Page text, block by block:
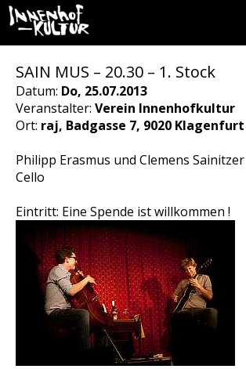
SAIN MUS – 20.30 – 1. Stock
Datum: Do, 25.07.2013
Veranstalter: Verein Innenhofkultur
Ort: raj, Badgasse 7, 9020
Philipp Erasmus und Clemens
Cello
Eintritt: Eine Spende ist willkommen !